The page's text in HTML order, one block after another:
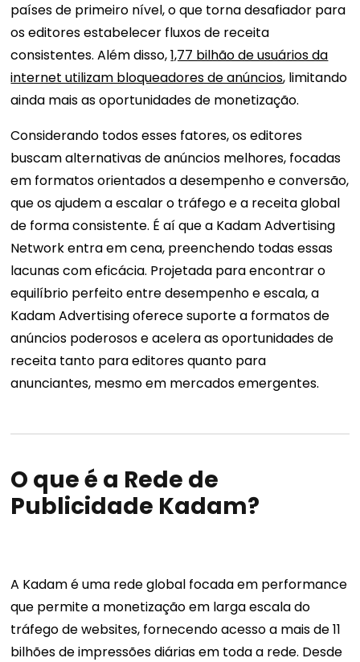
países de primeiro nível, o que torna desafiador para
os editores estabelecer fluxos de receita
consistentes. Além disso,1,77 bilhão de usuários da
internet utilizam bloqueadores de anúncios, limitando
ainda mais as oportunidades de monetização.
Considerando todos esses fatores, os editores
buscam alternativas de anúncios melhores, focadas
em formatos orientados a desempenho e conversão,
que os ajudem a escalar o tráfego e a receita global
de forma consistente. É aí que a Kadam Advertising
Network entra em cena, preenchendo todas essas
lacunas com eficácia. Projetada para encontrar o
equilíbrio perfeito entre desempenho e escala, a
Kadam Advertising oferece suporte a formatos de
anúncios poderosos e acelera as oportunidades de
receita tanto para editores quanto para
anunciantes, mesmo em mercados emergentes.
O que é a Rede de
Publicidade Kadam?
A Kadam é uma rede global focada em performance
que permite a monetização em larga escala do
tráfego de websites, fornecendo acesso a mais de 11
bilhões de impressões diárias em toda a rede. Desde